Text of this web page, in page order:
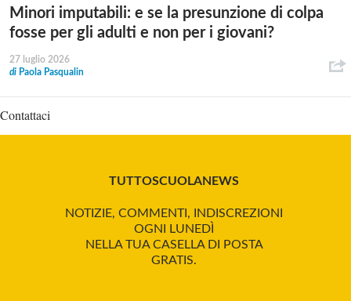
Minori imputabili: e se la presunzione di colpa
fosse per gli adulti e non per i giovani?
27 luglio 2026
di Paola Pasqualin
Contattaci
TUTTOSCUOLANEWS
NOTIZIE, COMMENTI, INDISCREZIONI
OGNI LUNEDÌ
NELLA TUA CASELLA DI POSTA
GRATIS.